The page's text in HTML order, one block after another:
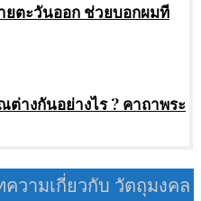
ยตะวันออก ช่วยบอกผมที
างกันอย่างไร ? คาถาพระ
วามเกี่ยวกับ วัตถุมงคล